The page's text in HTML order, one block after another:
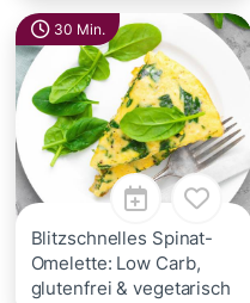
30 Min.
Blitzschnelles Spinat-
Omelette: Low Carb,
glutenfrei & vegetarisch